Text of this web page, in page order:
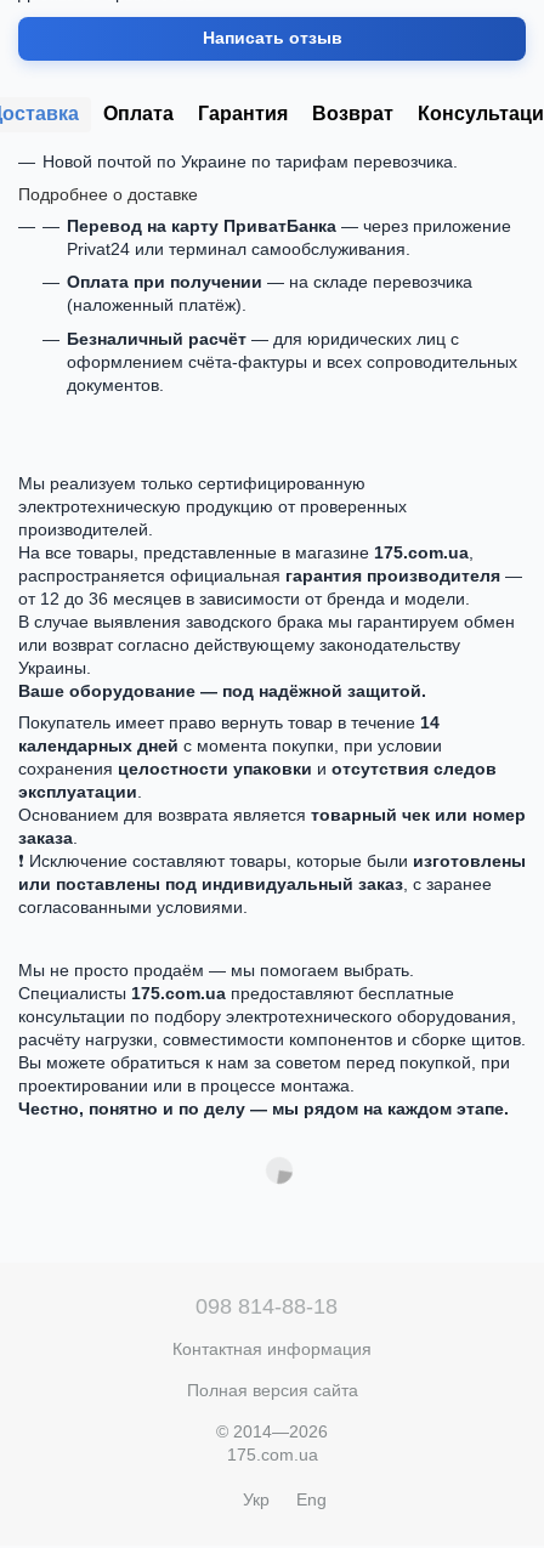
Написать отзыв
Оплата Гарантия Возврат
Новой почтой по Украине по тарифам перевозчика.
Подробнее о доставке
Перевод на карту ПриватБанка — через приложение
Privat24 или терминал самообслуживания.
Оплата при получении — на складе перевозчика
(наложенный платёж).
Безналичный расчёт — для юридических лиц с
оформлением счёта-фактуры и всех сопроводительных
документов.
Мы реализуем только сертифицированную
электротехническую продукцию от проверенных
производителей.
На все товары, представленные в магазине 175.com.ua
распространяется официальная гарантия производителя —
от 12 до 36 месяцев в зависимости от бренда и модели.
В случае выявления заводского брака мы гарантируем обмен
или возврат согласно действующему законодательству
Украины.
Ваше оборудование — под надёжной защитой.
Покупатель имеет право вернуть товар в течение 14
календарных дней с момента покупки, при условии
сохранения целостности упаковки и отсутствия следов
эксплуатации
Основанием для возврата является товарный чек или номер
заказа
❗ Исключение составляют товары, которые были изготовлены
или поставлены под индивидуальный заказ , с заранее
согласованными условиями.
Мы не просто продаём — мы помогаем выбрать.
Специалисты 175.com.ua предоставляют бесплатные
консультации по подбору электротехнического оборудования,
расчёту нагрузки, совместимости компонентов и сборке щитов.
Вы можете обратиться к нам за советом перед покупкой, при
проектировании или в процессе монтажа.
Честно, понятно и по делу — мы рядом на каждом этапе.
098 814-88-18
Контактная информация
Полная версия сайта
© 2014—2026
175.com.ua
Укр Eng